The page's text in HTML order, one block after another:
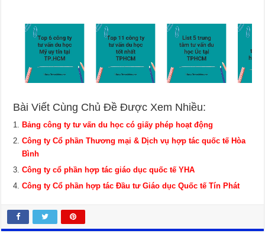
Bài Viết Cùng Chủ Đề Được Xem Nhiều:
Bảng công ty tư vấn du học có giấy phép hoạt động
Công ty Cổ phần Thương mại & Dịch vụ hợp tác quốc tế Hòa
Bình
Công ty cổ phần hợp tác giáo dục quốc tế YHA
Công ty Cổ phần hợp tác Đầu tư Giáo dục Quốc tế Tín Phát